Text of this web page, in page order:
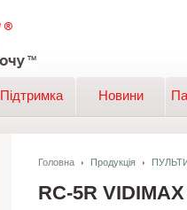
Підтримка Новини
Головна Продукція
RC-5R